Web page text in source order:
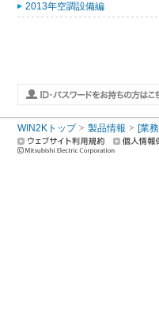
2013年空調設備編
WIN2Kトップ 製品情報 [業